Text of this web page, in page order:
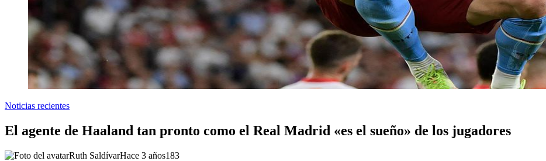
Noticias recientes
El agente de Haaland tan pronto como el Real Madrid «es el sueño» de los jugadores
Ruth SaldívarHace 3 años183